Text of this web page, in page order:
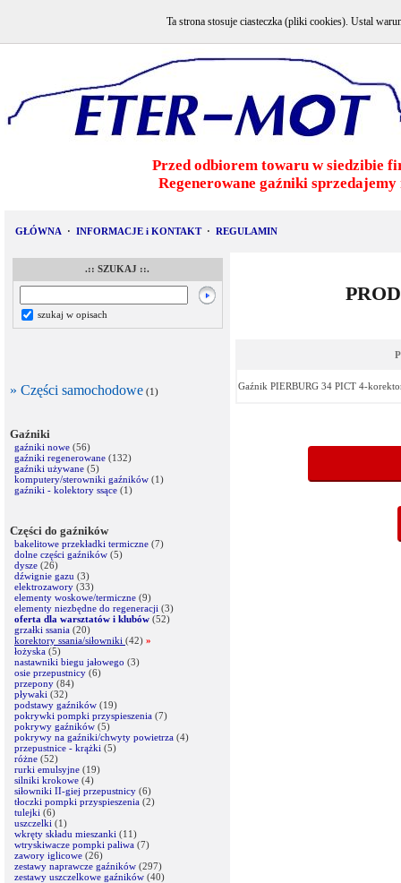
Przed odbiorem towaru w siedzibie
Regenerowane gaźniki
GŁÓWNA · INFORMACJE i KONTAKT · REGULAMIN
.:: SZUKAJ ::.
szukaj w opisach
» Części samochodowe (1)
Gaźniki
gaźniki nowe (56)
gaźniki regenerowane (132)
gaźniki używane (5)
komputery/sterowniki gaźników (1)
gaźniki - kolektory ssące (1)
Części do gaźników
bakelitowe przekładki termiczne (7)
dolne części gaźników (5)
dysze (26)
dźwignie gazu (3)
elektrozawory (33)
elementy woskowe/termiczne (9)
elementy niezbędne do regeneracji (3)
oferta dla warsztatów i klubów (52)
grzałki ssania (20)
korektory ssania/siłowniki (42) »
łożyska (5)
nastawniki biegu jałowego (3)
osie przepustnicy (6)
przepony (84)
pływaki (32)
podstawy gaźników (19)
pokrywki pompki przyspieszenia (7)
pokrywy gaźników (5)
pokrywy na gaźniki/chwyty powietrza (4)
przepustnice - krążki (5)
różne (52)
rurki emulsyjne (19)
silniki krokowe (4)
siłowniki II-giej przepustnicy (6)
tłoczki pompki przyspieszenia (2)
tulejki (6)
uszczelki (1)
wkręty składu mieszanki (11)
wtryskiwacze pompki paliwa (7)
zawory iglicowe (26)
zestawy naprawcze gaźników (297)
zestawy uszczelkowe gaźników (40)
Gaźnik PIERBURG 34 PICT 4-
Ta strona stosuje ciasteczka (pliki cookies). Ustal